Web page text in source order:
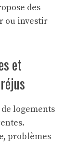
des
ou investir
et
logements
problèmes